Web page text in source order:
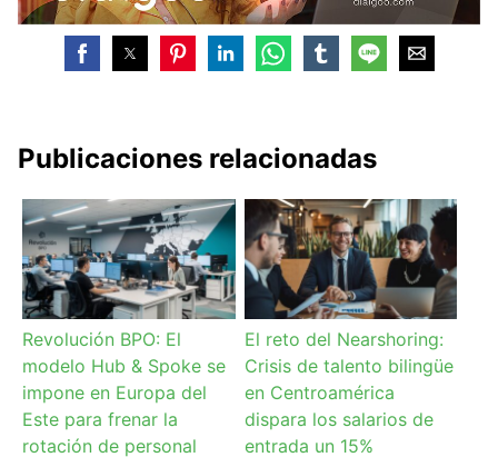
Publicaciones relacionadas
Revolución BPO: El
modelo Hub & Spoke se
impone en Europa del
Este para frenar la
rotación de personal
El reto del Nearshoring:
Crisis de talento bilingüe
en Centroamérica
dispara los salarios de
entrada un 15%